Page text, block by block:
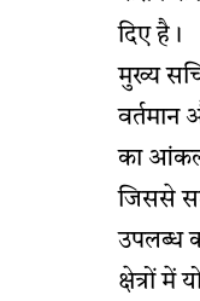
दिए है।
मुख्य
का
जिससे
उपलब्ध
क्षेत्रों में